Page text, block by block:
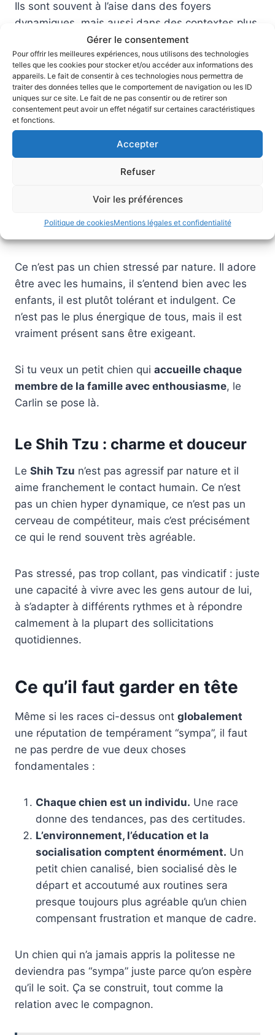
Gérer le consentement
Pour offrir les meilleures expériences, nous utilisons des technologies
telles que les cookies pour stocker et/ou accéder aux informations des
appareils. Le fait de consentir à ces technologies nous permettra de
traiter des données telles que le comportement de navigation ou les ID
uniques sur ce site. Le fait de ne pas consentir ou de retirer son
consentement peut avoir un effet négatif sur certaines caractéristiques
et fonctions.
Accepter
Refuser
Voir les préférences
Politique de cookiesMentions légales et confidentialité
Ils sont souvent à l’aise dans des foyers
dynamiques, mais aussi dans des contextes plus
A lire également Laisse et collier pour Shih
Tzu : protège d'abord sa gorge
Le Carlin : sociable, jovial, stable
choses qui ne vont pas toujours ensemble dans
tempérament stable.
Ce n’est pas un chien stressé par nature. Il adore
être avec les humains, il s’entend bien avec les
enfants, il est plutôt tolérant et indulgent. Ce
n’est pas le plus énergique de tous, mais il est
vraiment présent sans être exigeant.
Si tu veux un petit chien qui accueille chaque
membre de la famille avec enthousiasme, le
Carlin se pose là.
Le Shih Tzu : charme et douceur
Le Shih Tzu n’est pas agressif par nature et il
aime franchement le contact humain. Ce n’est
pas un chien hyper dynamique, ce n’est pas un
cerveau de compétiteur, mais c’est précisément
ce qui le rend souvent très agréable.
Pas stressé, pas trop collant, pas vindicatif : juste
une capacité à vivre avec les gens autour de lui,
à s’adapter à différents rythmes et à répondre
calmement à la plupart des sollicitations
quotidiennes.
Ce qu’il faut garder en tête
Même si les races ci-dessus ont globalement
une réputation de tempérament “sympa”, il faut
ne pas perdre de vue deux choses
fondamentales :
Chaque chien est un individu. Une race
donne des tendances, pas des certitudes.
L’environnement, l’éducation et la
socialisation comptent énormément. Un
petit chien canalisé, bien socialisé dès le
départ et accoutumé aux routines sera
presque toujours plus agréable qu’un chien
compensant frustration et manque de cadre.
Un chien qui n’a jamais appris la politesse ne
deviendra pas “sympa” juste parce qu’on espère
qu’il le soit. Ça se construit, tout comme la
relation avec le compagnon.